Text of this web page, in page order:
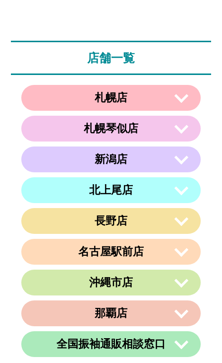
店舗一覧
札幌店
〒003-0002
北海道札幌市白石区東札幌２条２丁目４
午前10時～午後19時
なし
札幌琴似店
〒063-0811
北海道札幌市西区琴似１条５丁目４−１
午前10時～午後19時
なし
新潟店
〒950-0962
新潟県新潟市中央区出来島2-1-6
025-288-5593
営業時間 午前9時～午後6時
不定休
北上尾店
〒362-0015
埼玉県上尾市緑丘3-3-11-2 PAPA上尾シ
午前10時～午後19時
火曜、金曜(祝日は営業)
長野店
〒380-0823
長野県長野市南千歳1-10-5 第一荒井ビ
026-217-6162
午前10時～午後19時
年中無休
名古屋駅前店
住所
〒450-0002
愛知県名古屋市中村区名駅3丁目9番14
名古屋東アーバンビル6F
電話番号 052-990-4694
不定休
沖縄市店
〒904-0034
沖縄県沖縄市山内２丁目８−１３ 1階
電話番号 080-8565-3818
定休日 不定休
那覇店
〒902-0069
沖縄県那覇市松島1-11-13C＆C 4F
全国振袖通販相談窓口